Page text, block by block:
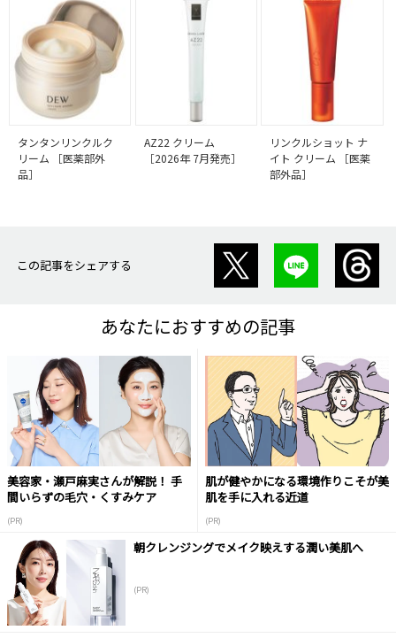
タンタンリンクルク
リーム ［医薬部外
品］
AZ22 クリーム
［2026年 7月発売］
リンクルショット ナ
イト クリーム ［医薬
部外品］
この記事をシェアする
あなたにおすすめの記事
美容家・瀬戸麻実さんが解説！ 手
間いらずの毛穴・くすみケア
(PR)
肌が健やかになる環境作りこそが美
肌を手に入れる近道
(PR)
朝クレンジングでメイク映えする潤い美肌へ
(PR)